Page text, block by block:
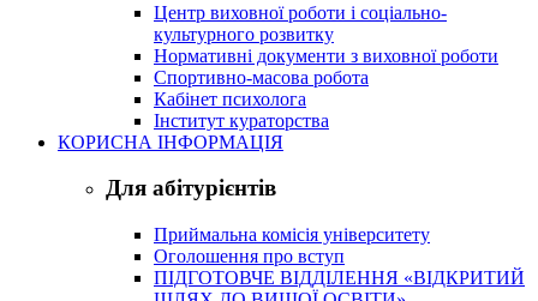
Центр виховної роботи і соціально-
культурного розвитку
Нормативні документи з виховної роботи
Спортивно-масова робота
Кабінет психолога
Інститут кураторства
КОРИСНА ІНФОРМАЦІЯ
Для абітурієнтів
Приймальна комісія університету
Оголошення про вступ
ПІДГОТОВЧЕ ВІДДІЛЕННЯ «ВІДКРИТИЙ